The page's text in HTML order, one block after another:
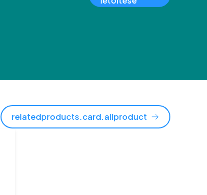
relatedproducts.card.allproduct